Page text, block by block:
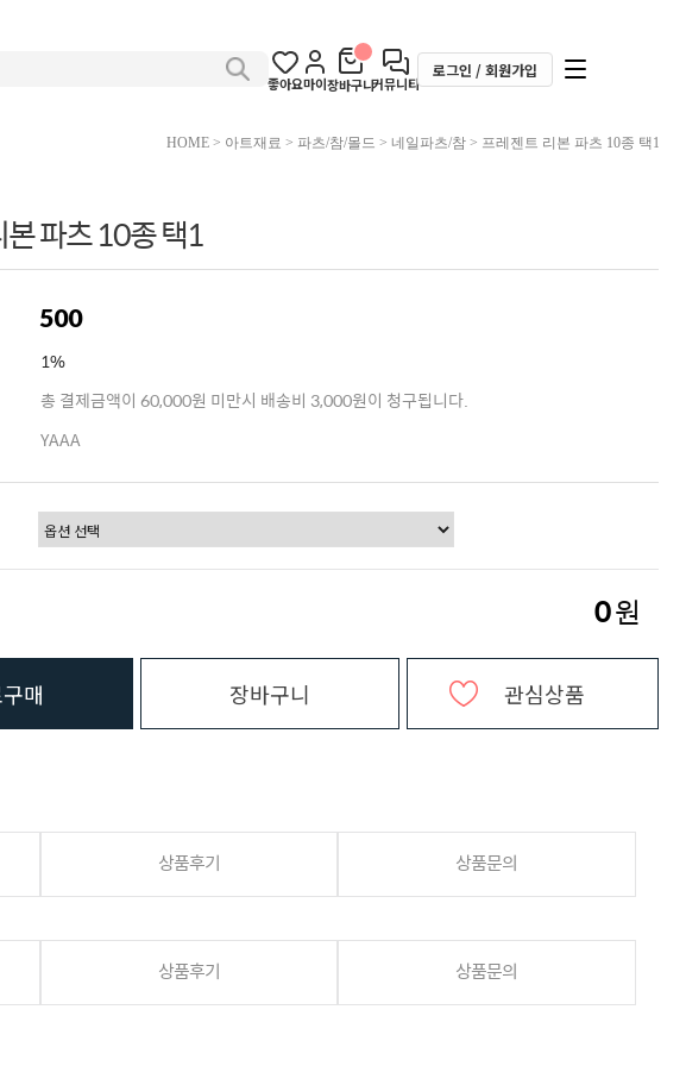
좋아요마이장바구니커뮤니티
로그인 / 회원가입
HOME> 아트재료 > 파츠/참/몰드 > 네일파츠/참> 프레젠트 리본 파츠 10종 택1
파츠 10종 택1
500
1%
총 결제금액이 60,000원 미만시 배송비 3,000원이 청구됩니다.
YAAA
0원
매 장바구니 관심상품
상품후기 상품문의
상품후기 상품문의